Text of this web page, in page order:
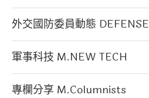
外交國防委員動態
軍事科技 M.NEW TECH
專欄分享 M.Columnists